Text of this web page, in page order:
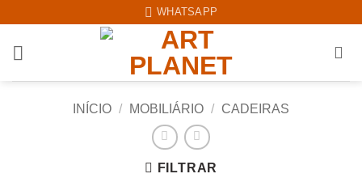
content
WHATSAPP
INÍCIO / MOBILIÁRIO / CADEIRAS
FILTRAR